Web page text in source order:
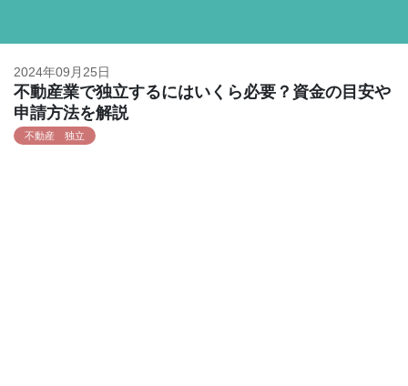
2024年09月25日
不動産業で独立するにはいくら必要？資金の目安や
申請方法を解説
不動産 独立